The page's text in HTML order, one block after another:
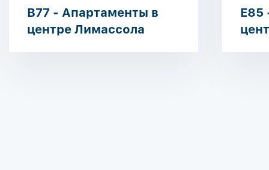
B77 - Апартаменты в
центре Лимассола
E85